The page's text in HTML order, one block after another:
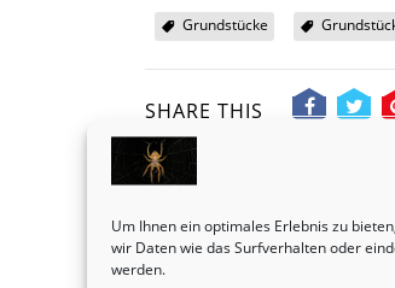
Um Ihnen ein optimales Erlebnis zu
wir Daten wie das Surfverhalten oder
werden.
Grundstücke
SHARE THIS
Bebaute Grundstücke sind
ertragreiche Anschaffung.
Immobilienbewertung